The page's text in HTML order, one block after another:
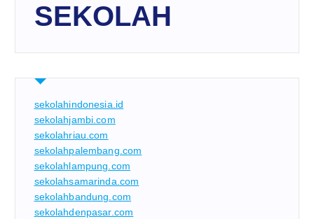
SEKOLAH
sekolahindonesia.id
sekolahjambi.com
sekolahriau.com
sekolahpalembang.com
sekolahlampung.com
sekolahsamarinda.com
sekolahbandung.com
sekolahdenpasar.com